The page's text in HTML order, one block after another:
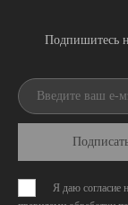
Подпишитесь
Я даю согласие